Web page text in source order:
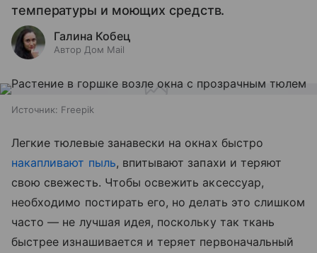
температуры и моющих средств.
Галина Кобец
Автор Дом Mail
Источник: Freepik
Легкие тюлевые занавески на окнах быстро
накапливают пыль, впитывают запахи и теряют
свою свежесть. Чтобы освежить аксессуар,
необходимо постирать его, но делать это слишком
часто — не лучшая идея, поскольку так ткань
быстрее изнашивается и теряет первоначальный